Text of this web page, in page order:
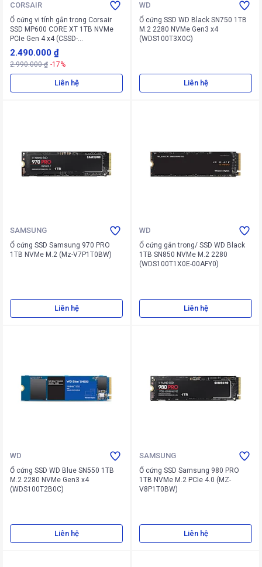
CORSAIR
Ổ cứng vi tính gắn trong Corsair
SSD MP600 CORE XT 1TB NVMe
PCIe Gen 4 x4 (CSSD-
F1000GBMP600CXTR2)
2.490.000 ₫
2.990.000 ₫ -17%
Liên hệ
WD
Ổ cứng SSD WD Black SN750 1TB
M.2 2280 NVMe Gen3 x4
(WDS100T3X0C)
Liên hệ
SAMSUNG
Ổ cứng SSD Samsung 970 PRO
1TB NVMe M.2 (Mz-V7P1T0BW)
Liên hệ
WD
Ổ cứng gắn trong/ SSD WD Black
1TB SN850 NVMe M.2 2280
(WDS100T1X0E-00AFY0)
Liên hệ
WD
Ổ cứng SSD WD Blue SN550 1TB
M.2 2280 NVMe Gen3 x4
(WDS100T2B0C)
Liên hệ
SAMSUNG
Ổ cứng SSD Samsung 980 PRO
1TB NVMe M.2 PCIe 4.0 (MZ-
V8P1T0BW)
Liên hệ